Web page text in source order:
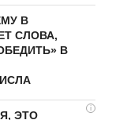
В
СЛОВА,
В
i
ЭТО